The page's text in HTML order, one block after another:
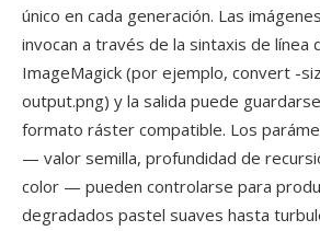
único en cada generación. Las
invocan a través de la sintaxis de línea
ImageMagick (por ejemplo, convert -
output.png) y la salida puede
formato ráster compatible. Los
— valor semilla, profundidad de
color — pueden controlarse para
degradados pastel suaves hasta